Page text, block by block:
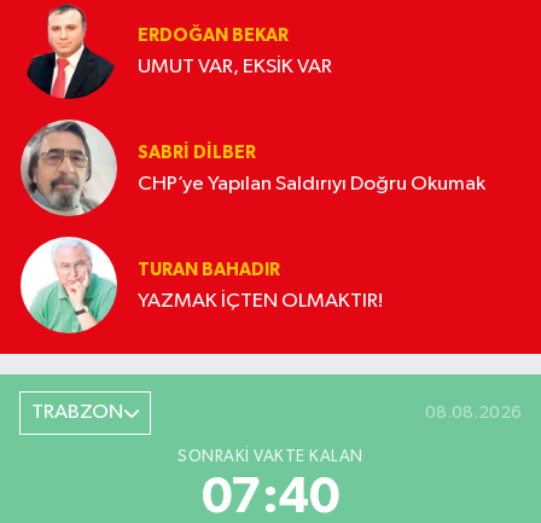
ERDOĞAN BEKAR
UMUT VAR, EKSİK VAR
SABRI DILBER
CHP’ye Yapılan Saldırıyı Doğru Okumak
TURAN BAHADIR
YAZMAK İÇTEN OLMAKTIR!
TRABZON 08.08.2026
SONRAKI VAKTE KALAN
07:40